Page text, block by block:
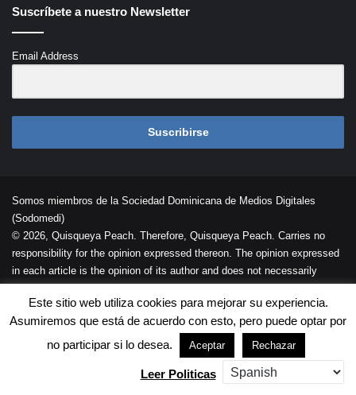
Suscríbete a nuestro Newsletter
Email Address
Suscribirse
Somos miembros de la Sociedad Dominicana de Medios Digitales
(Sodomedi)
© 2026, Quisqueya Peach. Therefore, Quisqueya Peach. Carries no
responsibility for the opinion expressed thereon. The opinion expressed
in each article is the opinion of its author and does not necessarily
Desarrollada porPalaeli Studio
Términos de Uso
Este sitio web utiliza cookies para mejorar su experiencia.
Asumiremos que está de acuerdo con esto, pero puede optar por
no participar si lo desea.
Aceptar Rechazar
Leer Politicas